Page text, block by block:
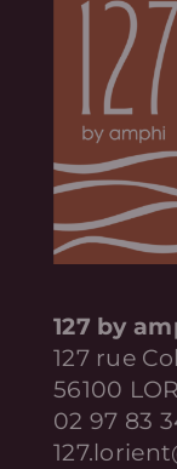
127 by
127 rue
56100
02 97 83